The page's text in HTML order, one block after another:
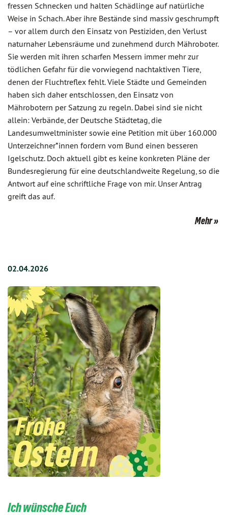
fressen Schnecken und halten Schädlinge auf natürliche
Weise in Schach. Aber ihre Bestände sind massiv geschrumpft
– vor allem durch den Einsatz von Pestiziden, den Verlust
naturnaher Lebensräume und zunehmend durch Mähroboter.
Sie werden mit ihren scharfen Messern immer mehr zur
tödlichen Gefahr für die vorwiegend nachtaktiven Tiere,
denen der Fluchtreflex fehlt. Viele Städte und Gemeinden
haben sich daher entschlossen, den Einsatz von
Mährobotern per Satzung zu regeln. Dabei sind sie nicht
allein: Verbände, der Deutsche Städtetag, die
Landesumweltminister sowie eine Petition mit über 160.000
Unterzeichner*innen fordern vom Bund einen besseren
Igelschutz. Doch aktuell gibt es keine konkreten Pläne der
Bundesregierung für eine deutschlandweite Regelung, so die
Antwort auf eine schriftliche Frage von mir. Unser Antrag
greift das auf.
Mehr
02.04.2026
Ich wünsche Euch